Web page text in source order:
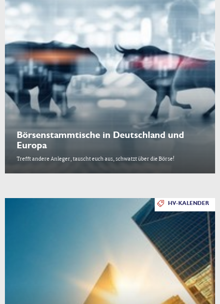
Börsenstammtische in Deutschland und
Europa
Trefft andere Anleger, tauscht euch aus, schwatzt über die Börse!
HV-KALENDER